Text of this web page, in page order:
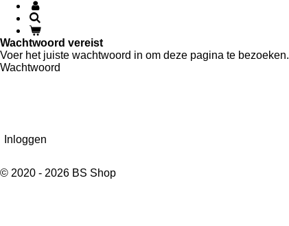
Wachtwoord vereist
Voer het juiste wachtwoord in om deze pagina te bezoeken.
Wachtwoord
Inloggen
© 2020 - 2026 BS Shop